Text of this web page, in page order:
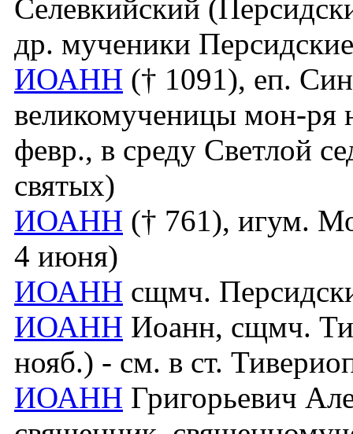
Селевкийский
др. мученики Персидские
ИОАНН († 1091), еп.
великомученицы мон-ря
февр., в среду Светлой
святых)
ИОАНН († 761), игум.
4 июня)
ИОАНН сщмч.
ИОАНН Иоанн, сщмч.
нояб.) - см. в ст.
ИОАНН Григорьевич